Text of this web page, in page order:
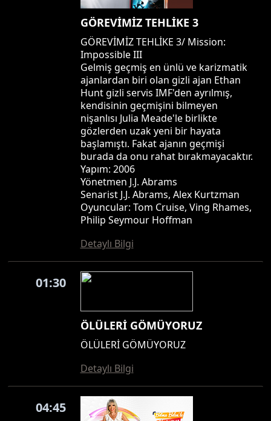
GÖREVİMİZ TEHLİKE 3
GÖREVİMİZ TEHLİKE 3/ Mission:
Impossible III
Gelmiş geçmiş en ünlü ve karizmatik
ajanlardan biri olan gizli ajan Ethan
Hunt gizli servis IMF'den ayrılmış,
kendisinin geçmişini bilmeyen
nişanlısı Julia Meade'le birlikte
gözlerden uzak yeni bir hayata
başlamıştı. Fakat ajanın geçmişi
burada da onu rahat bırakmayacaktır.
Yapım: 2006
Yönetmen J.J. Abrams
Senarist J.J. Abrams, Alex Kurtzman
Oyuncular: Tom Cruise, Ving Rhames,
Philip Seymour Hoffman
Detaylı Bilgi
01:30
ÖLÜLERİ GÖMÜYORUZ
ÖLÜLERİ GÖMÜYORUZ
Detaylı Bilgi
04:45